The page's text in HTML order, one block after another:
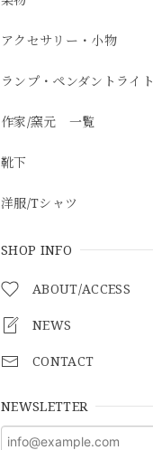
アクセサリー・小物
ランプ・ペンダントライト
作家/窯元 一覧
靴下
洋服/Tシャツ
SHOP INFO
ABOUT/ACCESS
NEWS
CONTACT
NEWSLETTER